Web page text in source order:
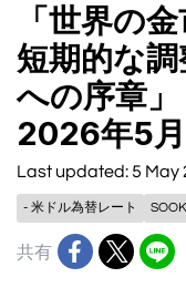
「世界の
短期的な
への序章
2026年5
Last updated: 5 May
- 米ドル為替レート
共有